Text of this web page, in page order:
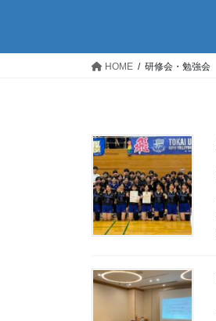
HOME 研修会・勉強会